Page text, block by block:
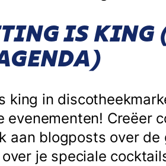
IS
king in
evenementen! Creëer
aan blogposts over de
je speciale